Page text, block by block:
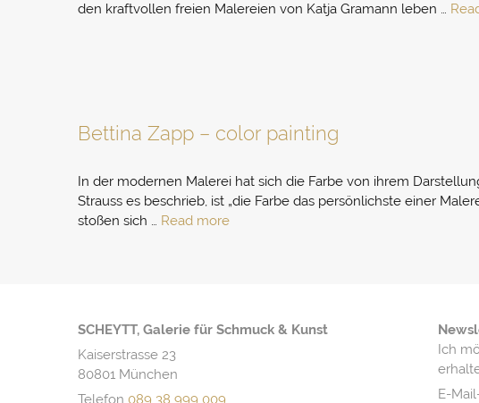
den kraftvollen freien Malereien von Katja Gramann leben …
Bettina Zapp – color painting
In der modernen Malerei hat sich die Farbe von ihrem
Strauss es beschrieb, ist „die Farbe das persönlichste einer
stoßen sich … Read more
SCHEYTT, Galerie für Schmuck & Kunst
Kaiserstrasse 23
80801 München
Telefon 089 38 999 009
Ich
E-